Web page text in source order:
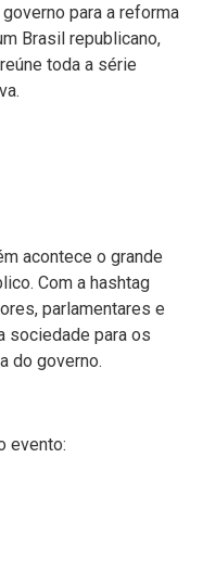
para a reforma
Brasil republicano,
toda a série
acontece o grande
Com a hashtag
parlamentares e
sociedade para os
do governo.
evento: